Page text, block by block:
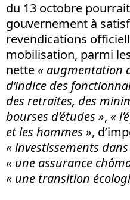
du 13 octobre
gouvernement à
revendications
mobilisation, parmi
nette « augmentation
d’indice des
des retraites, des
bourses d’études », «
et les hommes »,
« investissements
« une assurance
« une transition